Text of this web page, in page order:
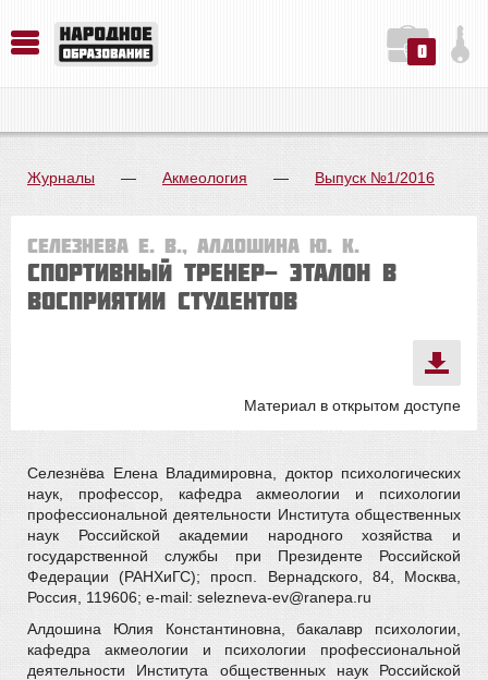
0
Журналы — Акмеология — Выпуск №1/2016
Селезнева Е. В., Алдошина Ю. К.
СПОРТИВНЫЙ ТРЕНЕР- ЭТАЛОН В
ВОСПРИЯТИИ СТУДЕНТОВ
Материал в открытом доступе
Селезнёва Елена Владимировна, доктор психологических
наук, профессор, кафедра акмеологии и психологии
профессиональной деятельности Института общественных
наук Российской академии народного хозяйства и
государственной службы при Президенте Российской
Федерации (РАНХиГС); просп. Вернадского, 84, Москва,
Россия, 119606; e-mail: selezneva-ev@ranepa.ru
Алдошина Юлия Константиновна, бакалавр психологии,
кафедра акмеологии и психологии профессиональной
деятельности Института общественных наук Российской